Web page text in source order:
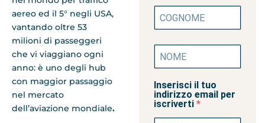
aereo ed il 5° negli USA,
vantando oltre 53
milioni di passeggeri
che vi viaggiano ogni
anno: è uno degli hub
con maggior passaggio
nel mercato
dell’aviazione mondiale.
Inserisci il tuo
indirizzo email per
iscriverti